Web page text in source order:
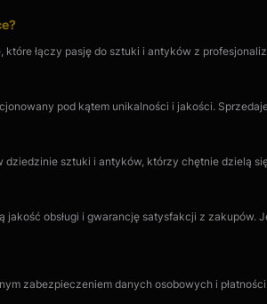
łączy pasję do sztuki i antyków z
pod kątem unikalności i jakości.
dziedzinie sztuki i antyków, którzy chętnie dzielą
obsługi i gwarancję satysfakcji z
zabezpieczeniem danych osobowych i